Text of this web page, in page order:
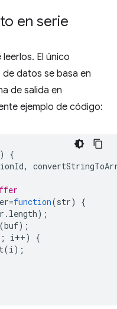
en serie
El único
datos se basa en
de salida en
ejemplo de código:
)
{
,
=function(str)
{
. length);
(buf);
; i++)
{
(i);